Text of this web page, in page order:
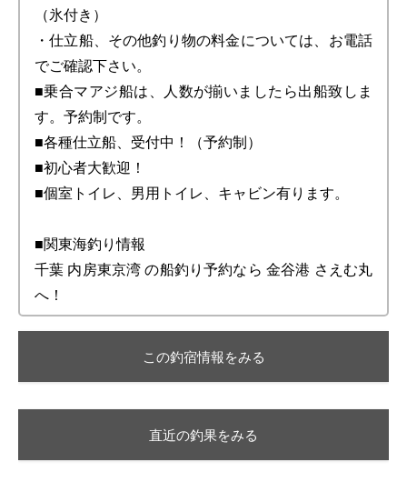
（氷付き）
・仕立船、その他釣り物の料金については、お電話
でご確認下さい。
■乗合マアジ船は、人数が揃いましたら出船致しま
す。予約制です。
■各種仕立船、受付中！（予約制）
■初心者大歓迎！
■個室トイレ、男用トイレ、キャビン有ります。
■関東海釣り情報
千葉 内房東京湾 の船釣り予約なら 金谷港 さえむ丸
へ！
この釣宿情報をみる
直近の釣果をみる